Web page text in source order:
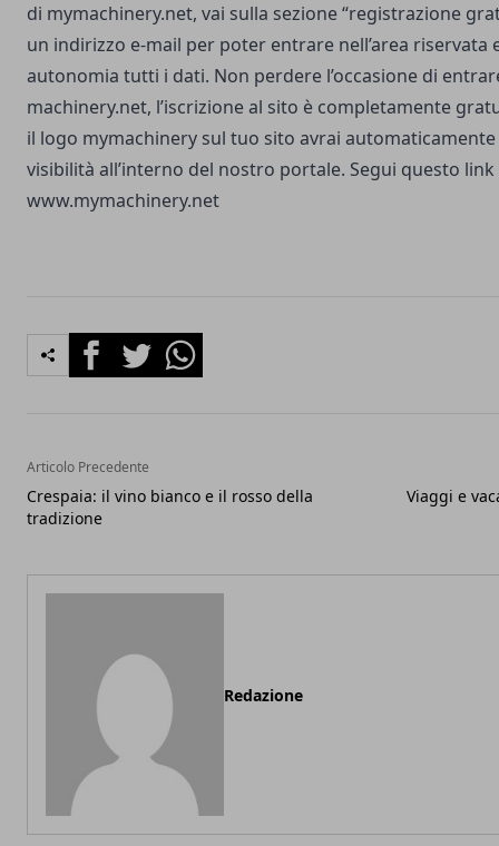
di mymachinery.net, vai sulla sezione “registrazione
un indirizzo e-mail per poter entrare nell’area riservata
autonomia tutti i dati. Non perdere l’occasione di
machinery.net, l’iscrizione al sito è completamente
il logo mymachinery sul tuo sito avrai
visibilità all’interno del nostro portale. Segui questo
www.mymachinery.net
FacebookTwitterWhatsapp
Articolo Precedente
Crespaia: il vino bianco e il rosso della
tradizione
Viaggi e
Redazione